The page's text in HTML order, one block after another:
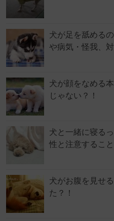
犬が足を舐める
や病気・怪我、
犬が顔をなめる
じゃない？！
犬と一緒に寝る
性と注意すること
犬がお腹を見せ
た？！